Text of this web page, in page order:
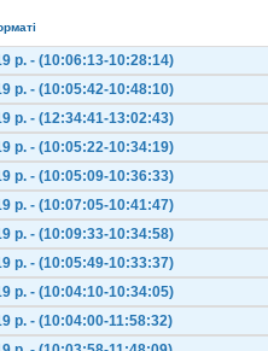
р. - (10:06:13-10:28:14)
р. - (10:05:42-10:48:10)
р. - (12:34:41-13:02:43)
р. - (10:05:22-10:34:19)
р. - (10:05:09-10:36:33)
р. - (10:07:05-10:41:47)
р. - (10:09:33-10:34:58)
р. - (10:05:49-10:33:37)
р. - (10:04:10-10:34:05)
р. - (10:04:00-11:58:32)